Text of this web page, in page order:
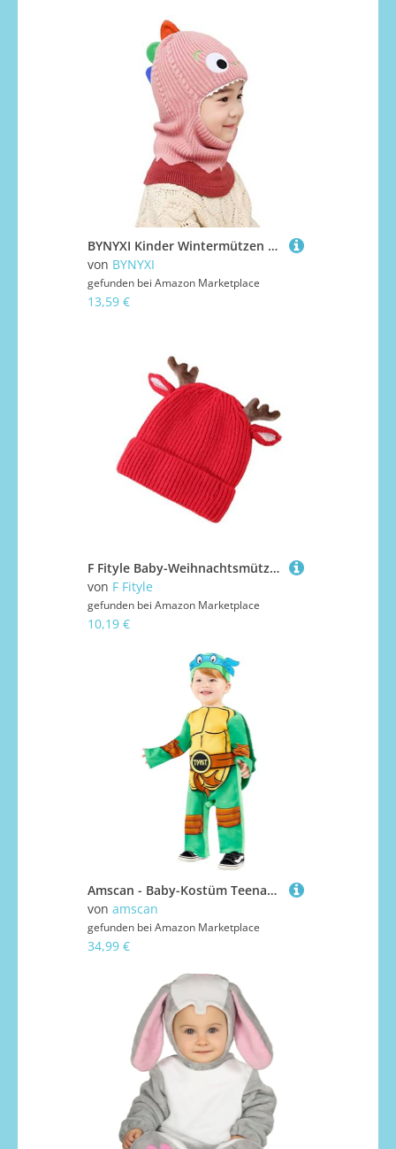
BYNYXI Kinder Wintermützen Dinosaurier, Niedliche Schalmütze Schlupfmütze Kinder Jungen Mädchen Gestrickte Mützen Warm Fleece Mütze Beanie Mütze Kindermütze Loop Schals für Kleinkind 1-5 Jahre
von BYNYXI
gefunden bei Amazon Marketplace
13,59 €
F Fityle Baby-Weihnachtsmütze, Rentiermütze, dekorative Acrylfasern, Requisiten, Beanie-Mütze, warme Wintermütze für Bühnenauftritt, Ballurlaub, Hut
von F Fityle
gefunden bei Amazon Marketplace
10,19 €
Amscan - Baby-Kostüm Teenage Mutant Ninja Turtles, Overall, gepolsterter Panzer, Mütze, 4 Augenmasken, Superhelden, TMNT, Schildkröte, Motto-Party, Karneval, Grün
von amscan
gefunden bei Amazon Marketplace
34,99 €